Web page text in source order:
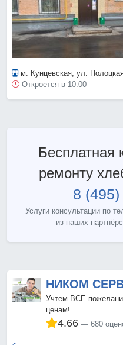
м. Кунцевская, ул.
Откроется в 10:00
Бесплатная
ремонту
8
Услуги консультации по
из наших
НИКОМ
Учтем ВСЕ
ценам!
4.66 680